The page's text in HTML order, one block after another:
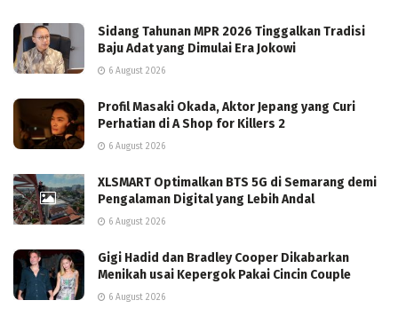
Sidang Tahunan MPR 2026 Tinggalkan Tradisi
Baju Adat yang Dimulai Era Jokowi
6 August 2026
Profil Masaki Okada, Aktor Jepang yang Curi
Perhatian di A Shop for Killers 2
6 August 2026
XLSMART Optimalkan BTS 5G di Semarang demi
Pengalaman Digital yang Lebih Andal
6 August 2026
Gigi Hadid dan Bradley Cooper Dikabarkan
Menikah usai Kepergok Pakai Cincin Couple
6 August 2026